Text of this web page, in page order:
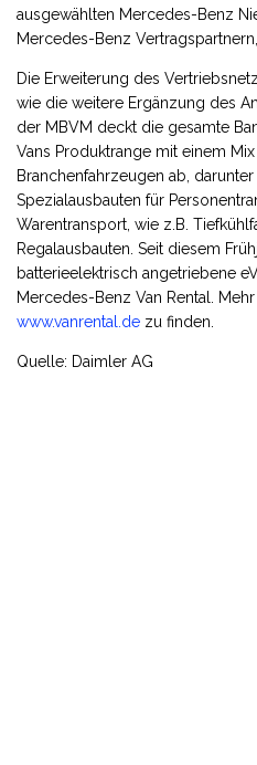
ausgewählten Mercedes-Benz
Mercedes-Benz
Die Erweiterung des
wie die weitere Ergänzung des
der MBVM deckt die gesamte
Vans Produktrange mit einem
Branchenfahrzeugen ab,
Spezialausbauten für
Warentransport, wie z.B.
Regalausbauten. Seit diesem
batterieelektrisch angetriebene
Mercedes-Benz Van Rental.
www.vanrental.de zu finden.
Quelle: Daimler AG